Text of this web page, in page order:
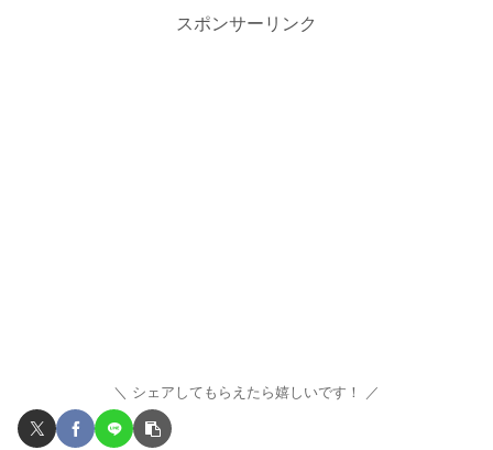
スポンサーリンク
シェアしてもらえたら嬉しいです！